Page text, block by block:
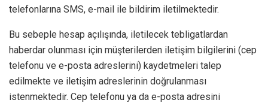
telefonlarına SMS, e-mail ile bildirim iletilmektedir.
Bu sebeple hesap açılışında, iletilecek tebligatlardan
haberdar olunması için müşterilerden iletişim bilgilerini (cep
telefonu ve e-posta adreslerini) kaydetmeleri talep
edilmekte ve iletişim adreslerinin doğrulanması
istenmektedir. Cep telefonu ya da e-posta adresini